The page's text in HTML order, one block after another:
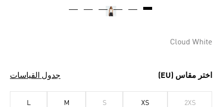
Cloud White
اختر مقاس (EU) جدول القياسات
2XS
XS
S
M
L